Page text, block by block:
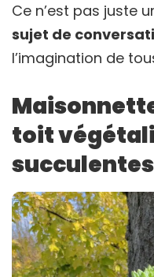
Ce n’est pas juste
sujet de
l’imagination de
toit
succulentes